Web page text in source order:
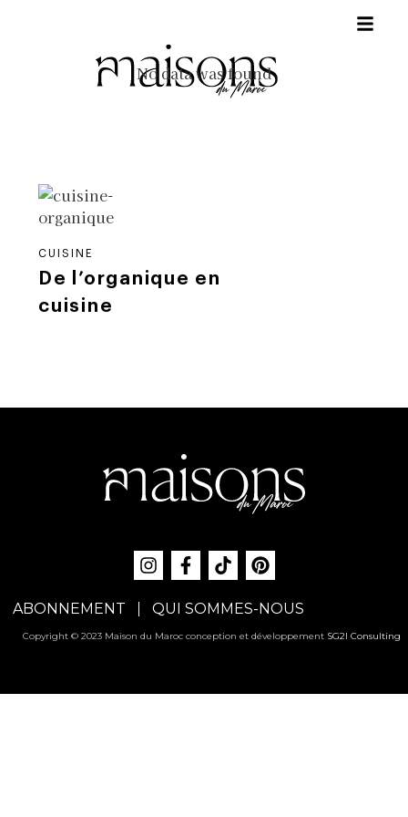
No data was found
CUISINE
De l’organique en
cuisine
ABONNEMENT QUI SOMMES-NOUS
Copyright © 2023 Maison du Maroc conception et développement SG2I Consulting